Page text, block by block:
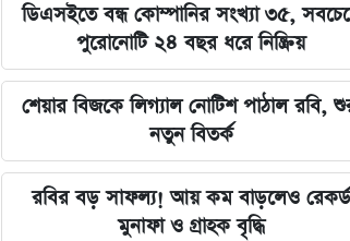
ডিএসইতে বন্ধ কোম্পানির সংখ্যা ৩৫,
পুরোনোটি ২৪ বছর ধরে নিষ্ক্রিয়
শেয়ার বিজকে লিগ্যাল নোটিশ পাঠাল রবি,
নতুন বিতর্ক
রবির বড় সাফল্য! আয় কম বাড়লেও রেকর্ড
মুনাফা ও গ্রাহক বৃদ্ধি